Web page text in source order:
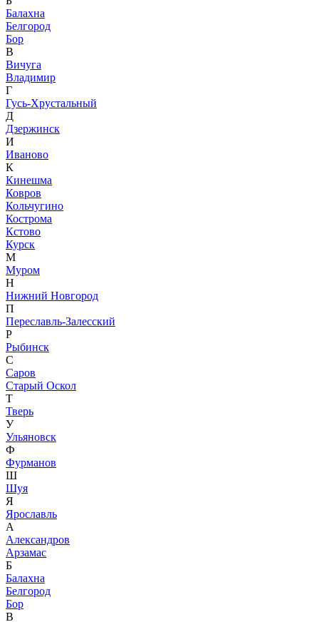
Балахна
Белгород
Бор
В
Вичуга
Владимир
Г
Гусь-Хрустальный
Д
Дзержинск
И
Иваново
К
Кинешма
Ковров
Кольчугино
Кострома
Кстово
Курск
М
Муром
Н
Нижний Новгород
П
Переславль-Залесский
Р
Рыбинск
С
Саров
Старый Оскол
Т
Тверь
У
Ульяновск
Ф
Фурманов
Ш
Шуя
Я
Ярославль
А
Александров
Арзамас
Б
Балахна
Белгород
Бор
В